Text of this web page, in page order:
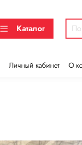
Каталог
Личный кабинет О